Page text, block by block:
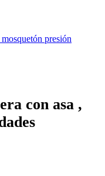
mosquetón presión
con asa ,